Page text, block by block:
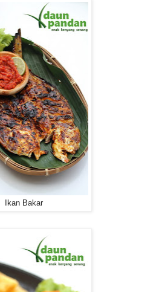
Ikan Bakar